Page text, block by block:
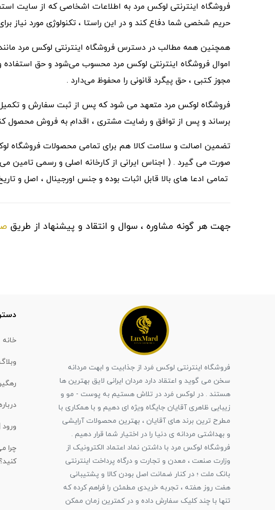
فروشگاه اینترنتی لوکس مرد به اطلاعات اشخاصى که از سایت
حریم شخصی شما دفاع کند و در این راستا ، تکنولوژی مورد نیاز
همچنین همه مطالب در دسترس فروشگاه اینترنتی لوکس مرد مانند
اموال فروشگاه اینترنتی لوکس مرد محسوب می‏‌شود و حق
مجوز کتبی ، حق پیگرد قانونی را محفوظ می‏‌دارد .
فروشگاه لوکس مرد متعهد می شود که پس از ثبت سفارش و تکمیل
برساند و پس از توافق و رضایت مشتری ، اقدام به فروش محصول
تضمین اصالت و سلامت کالا هم برای تمامی محصولات فروشگاه
صورت می گیرد . ( اجناس ایرانی از کارخانه اصلی و رسمی
تمامی ادعا های بالا قابل اثبات بوده و جنس اورجینال ، اصل
جهت هر گونه مشاوره ، سوال و انتقاد و پیشنهاد از طریق
فروشگاه اینترنتی لوکس مَرد از جذابیت و ابهت مردانه
سخن می گوید و اعتقاد دارد مردان ایرانی لایق بهترین ها
هستند . در لوکس مَرد در تلاش هستیم به پوست - مو و
زیبایی ظاهری آقایان جایگاه ویژه ای دهیم و با همکاری با
مطرح ترین برند های آقایان ، بهترین محصولات آرایشی
و بهداشتی مردانه ی دنیا را در اختیار شما قرار دهیم .
فروشگاه لوکس مرد با داشتن نماد اعتماد الکترونیک از
وزارت صنعت ، معدن و تجارت و درگاه پرداخت اینترنتی
بانک ملت ؛ در کنار ضمانت اصل بودن کالا و پشتیبانی
هفت روز هفته ، تجربه خریدی مطمئن را فراهم کرده که
تنها با چند کلیک سفارش داده و در کمترین زمان ممکن
خانه
چرا
کنید؟